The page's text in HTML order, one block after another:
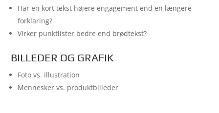
Har en kort tekst højere engagement end en længere
forklaring?
Virker punktlister bedre end brødtekst?
BILLEDER OG GRAFIK
Foto vs. illustration
Mennesker vs. produktbilleder